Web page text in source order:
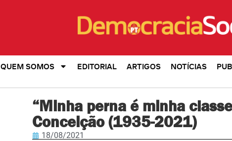
QUEM SOMOS EDITORIAL ARTIGOS NOTÍCIAS
“Minha perna é minha
Conceição (1935-2021)
18/08/2021